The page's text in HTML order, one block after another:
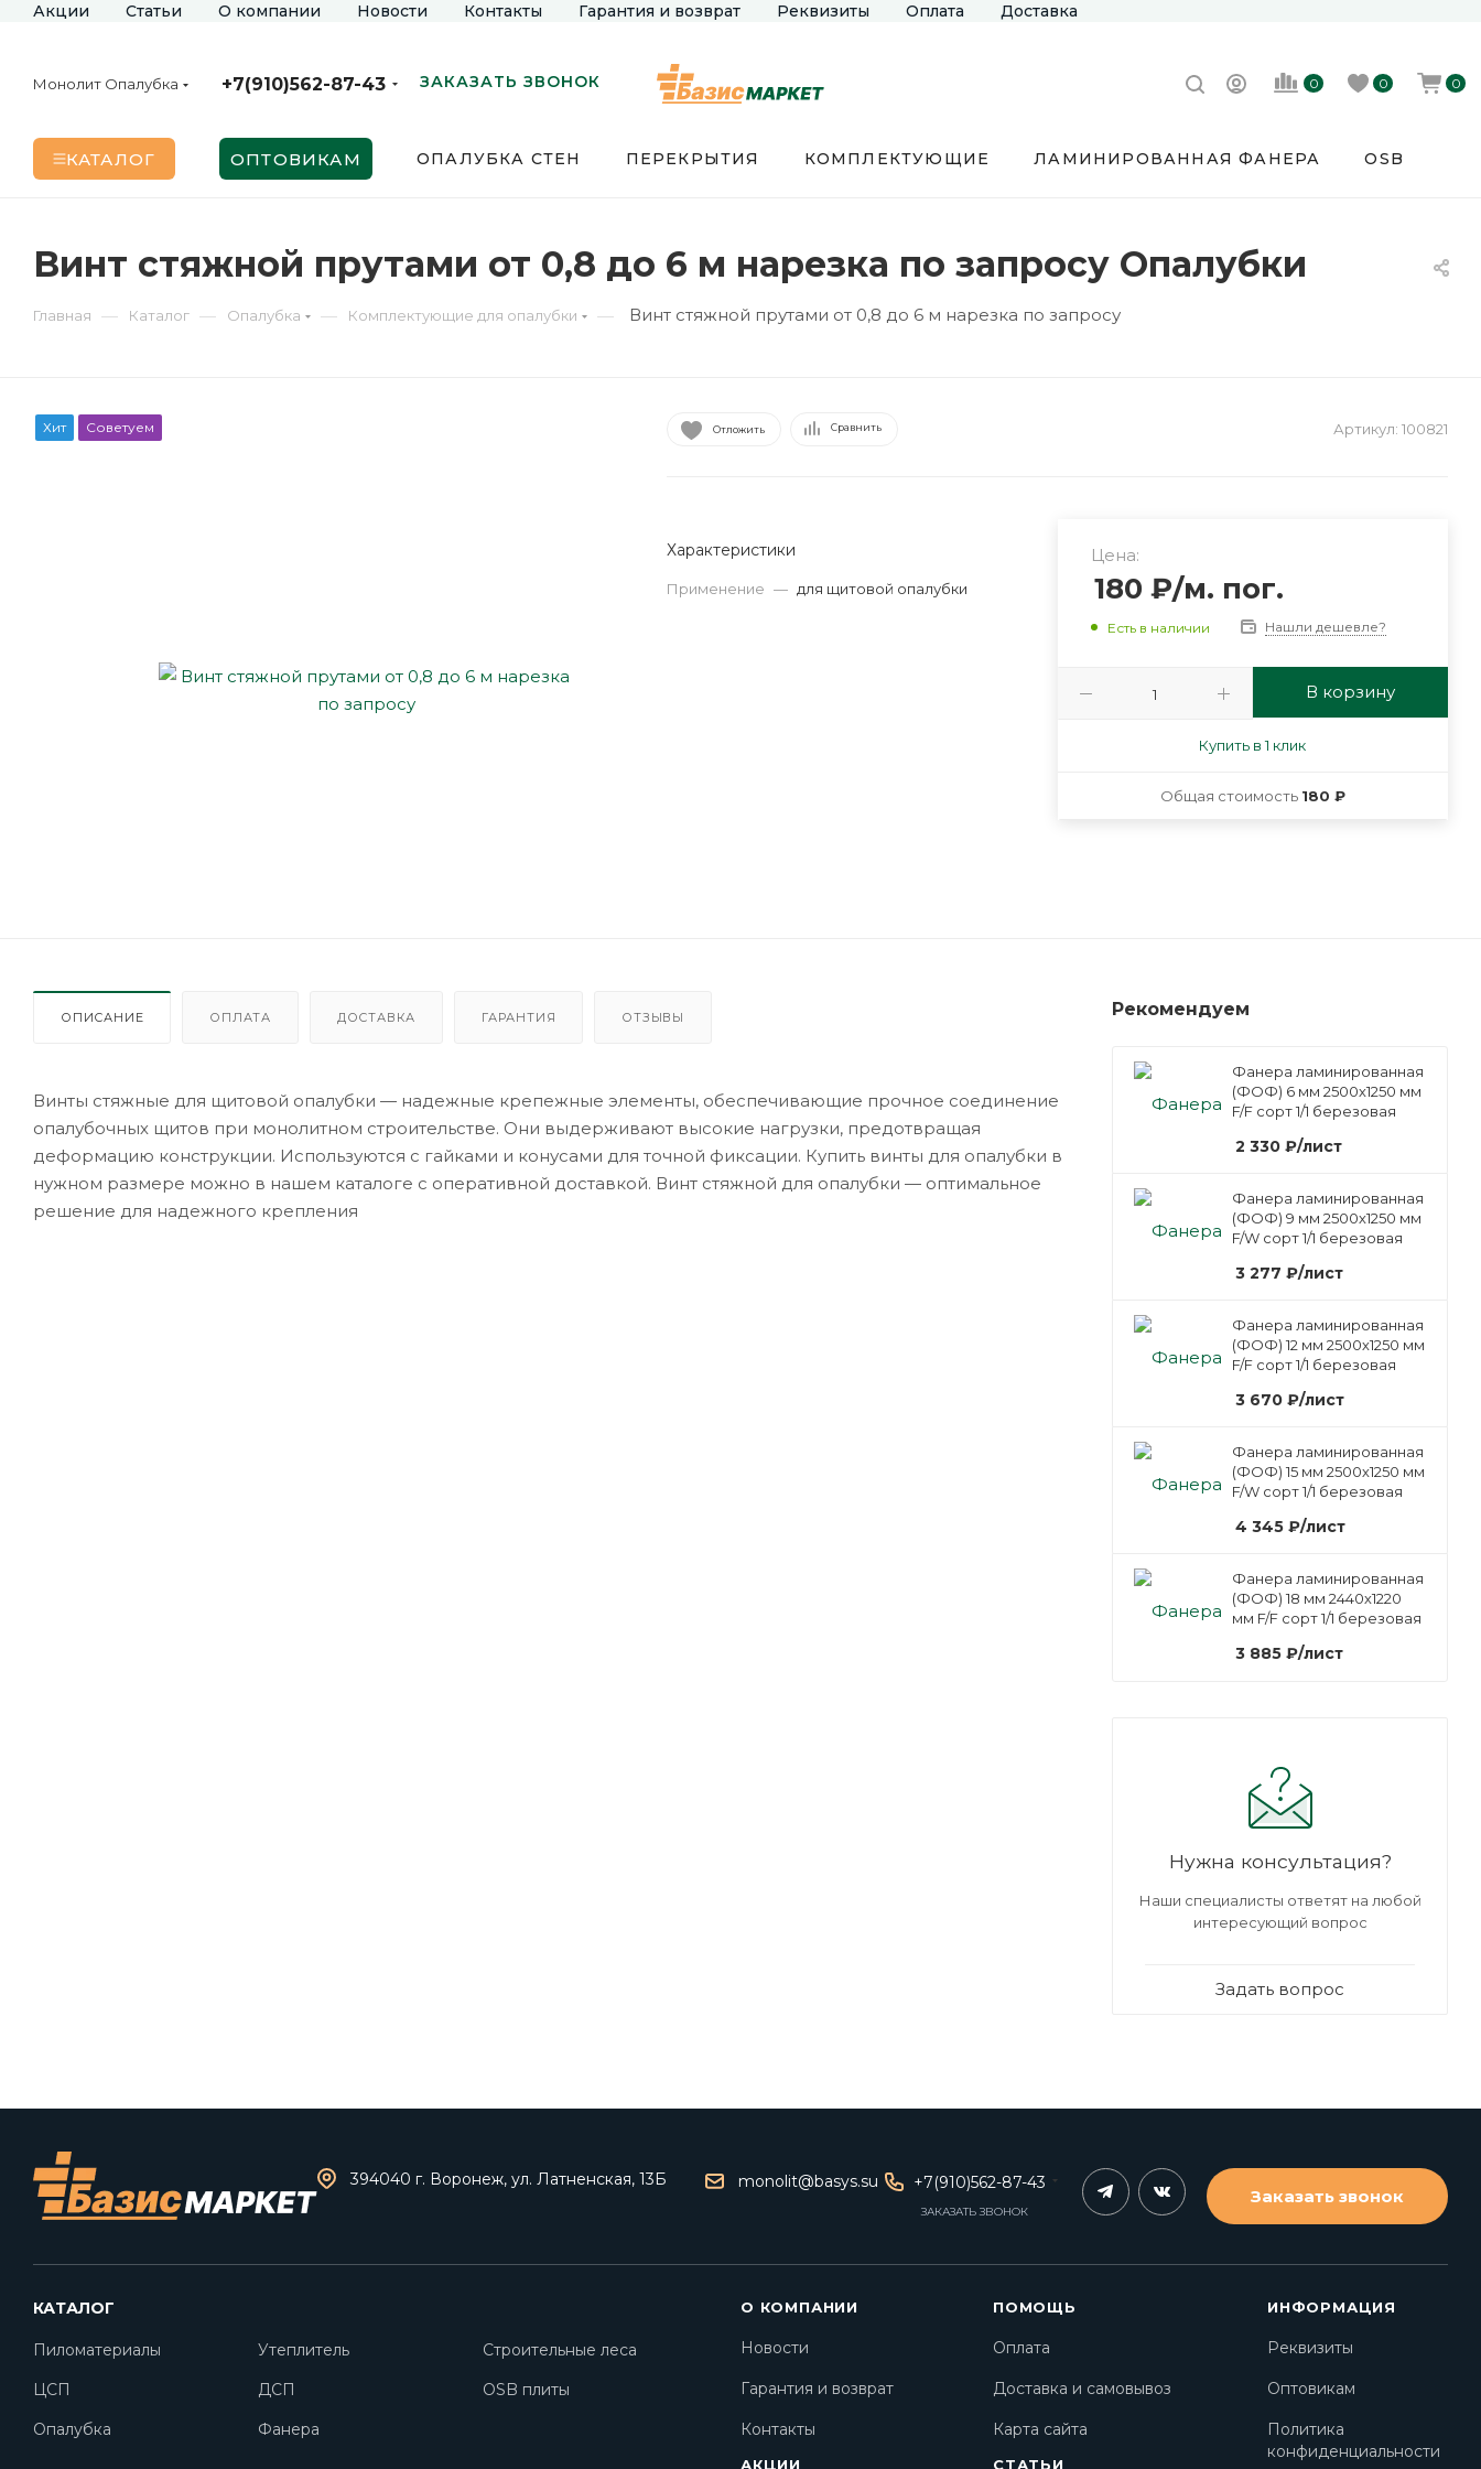
Акции Статьи О компании Новости Контакты Гарантия и возврат Реквизиты Оплата Доставка
Монолит Опалубка +7(910)562-87-43 ЗАКАЗАТЬ ЗВОНОК 0 0 0
КАТАЛОГ ОПТОВИКАМ ОПАЛУБКА СТЕН ПЕРЕКРЫТИЯ КОМПЛЕКТУЮЩИЕ ЛАМИНИРОВАННАЯ ФАНЕРА OSB
Винт стяжной прутами от 0,8 до 6 м нарезка по запросу Опалубки
Главная — Каталог — Опалубка — Комплектующие для опалубки — Винт стяжной прутами от 0,8 до 6 м нарезка по запросу
Хит Советуем Отложить Сравнить Артикул: 100821
Характеристики
Применение — для щитовой опалубки
Цена:
180 ₽/м. пог.
Есть в наличии Нашли дешевле?
В корзину
Купить в 1 клик
Общая стоимость 180 ₽
ОПИСАНИЕ ОПЛАТА ДОСТАВКА ГАРАНТИЯ ОТЗЫВЫ
Винты стяжные для щитовой опалубки — надежные крепежные элементы, обеспечивающие прочное соединение
опалубочных щитов при монолитном строительстве. Они выдерживают высокие нагрузки, предотвращая
деформацию конструкции. Используются с гайками и конусами для точной фиксации. Купить винты для опалубки в
нужном размере можно в нашем каталоге с оперативной доставкой. Винт стяжной для опалубки — оптимальное
решение для надежного крепления
Рекомендуем
Фанера ламинированная
(ФОФ) 6 мм 2500х1250 мм
F/F сорт 1/1 березовая
2 330 ₽/лист
Фанера ламинированная
(ФОФ) 9 мм 2500х1250 мм
F/W сорт 1/1 березовая
3 277 ₽/лист
Фанера ламинированная
(ФОФ) 12 мм 2500х1250 мм
F/F сорт 1/1 березовая
3 670 ₽/лист
Фанера ламинированная
(ФОФ) 15 мм 2500х1250 мм
F/W сорт 1/1 березовая
4 345 ₽/лист
Фанера ламинированная
(ФОФ) 18 мм 2440х1220
мм F/F сорт 1/1 березовая
3 885 ₽/лист
Нужна консультация?
Наши специалисты ответят на любой
интересующий вопрос
Задать вопрос
394040 г. Воронеж, ул. Латненская, 13Б monolit@basys.su +7(910)562-87-43
ЗАКАЗАТЬ ЗВОНОК
Заказать звонок
КАТАЛОГ
Пиломатериалы Утеплитель
Строительные леса
ЦСП
ДСП
OSB плиты
Опалубка
Фанера
О КОМПАНИИ
Новости
Гарантия и возврат
Контакты
АКЦИИ
ПОМОЩЬ
Оплата
Доставка и самовывоз
Карта сайта
СТАТЬИ
ИНФОРМАЦИЯ
Реквизиты
Оптовикам
Политика
конфиденциальности